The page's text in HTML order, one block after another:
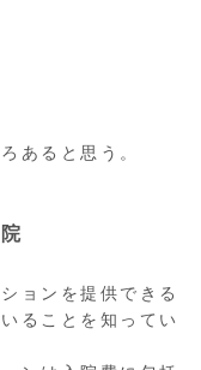
あると思う。
ョンを提供できる
ることを知ってい